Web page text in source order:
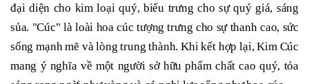
đại diện cho kim loại quý, biểu trưng cho sự quý giá, sáng
sủa. "Cúc" là loài hoa cúc tượng trưng cho sự thanh cao, sức
sống mạnh mẽ và lòng trung thành. Khi kết hợp lại, Kim Cúc
mang ý nghĩa về một người sở hữu phẩm chất cao quý, tỏa